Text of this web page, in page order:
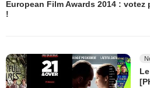
European Film Awards 2014 :
!